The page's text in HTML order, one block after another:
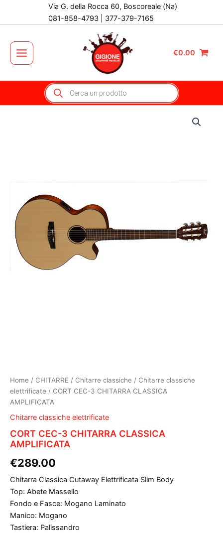
Via G. della Rocca 60, Boscoreale (Na)
081-858-4793 | 377-379-7165
Main
Menu
€0.00
Products
search
Home / CHITARRE / Chitarre classiche / Chitarre classiche
elettrificate / CORT CEC-3 CHITARRA CLASSICA
AMPLIFICATA
Chitarre classiche elettrificate
CORT CEC-3 CHITARRA CLASSICA
AMPLIFICATA
€289.00
Chitarra Classica Cutaway Elettrificata Slim Body
Top: Abete Massello
Fondo e Fasce: Mogano Laminato
Manico: Mogano
Tastiera: Palissandro